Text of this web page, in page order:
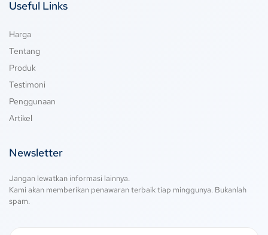
Useful Links
Harga
Tentang
Produk
Testimoni
Penggunaan
Artikel
Newsletter
Jangan lewatkan informasi lainnya.
Kami akan memberikan penawaran terbaik tiap minggunya. Bukanlah
spam.